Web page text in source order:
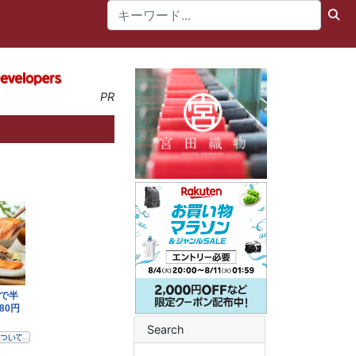
PR
Search